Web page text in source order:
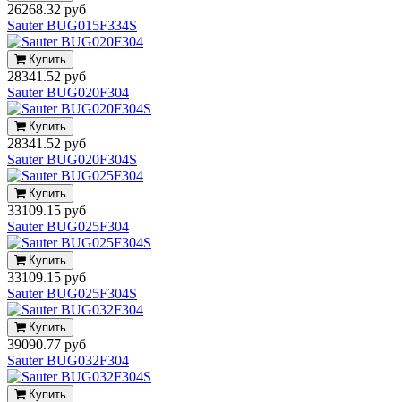
26268.32 руб
Sauter BUG015F334S
Купить
28341.52 руб
Sauter BUG020F304
Купить
28341.52 руб
Sauter BUG020F304S
Купить
33109.15 руб
Sauter BUG025F304
Купить
33109.15 руб
Sauter BUG025F304S
Купить
39090.77 руб
Sauter BUG032F304
Купить